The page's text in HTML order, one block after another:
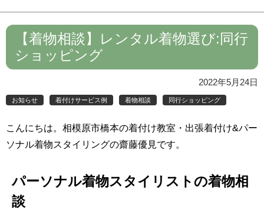
コンテンツに移動
【着物相談】レンタル着物選び:同行
ショッピング
2022年5月24日
お知らせ 着付けサービス例 着物相談 同行ショッピング
こんにちは。相模原市橋本の着付け教室・出張着付け&パー
ソナル着物スタイリングの齋藤優見です。
パーソナル着物スタイリストの着物相
談